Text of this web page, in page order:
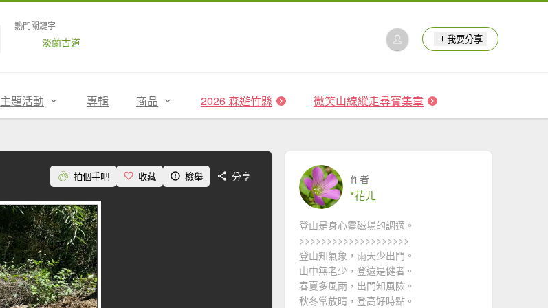
熱門關鍵字
淡蘭古道 我要分享
主題活動 專輯 商品 2026 森遊竹縣 微笑山線縱走尋寶集章
拍個手吧 收藏 檢舉 分享 作者
*花ㄦ
登山是身心靈磁場的調適。
>>>>>>>>>>>>>>>>>>>>
登山知氣象，雨天少出門。
山中無老少，登遠是健者。
春夏多風雨，出門知風險。
秋冬常放晴，登高好時點。